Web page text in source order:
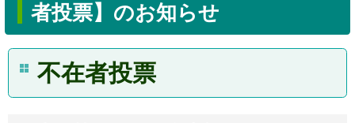
者投票】のお知らせ
不在者投票